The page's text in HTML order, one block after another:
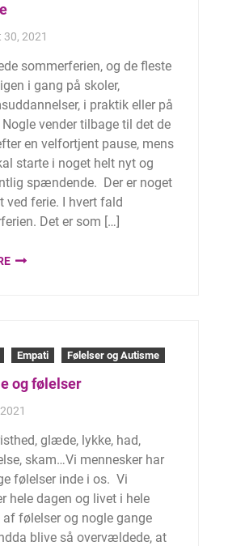
30, 2021
sommerferien, og de fleste
i gang på skoler,
i praktik eller på
Nogle vender tilbage til det de
en velfortjent pause, mens
starte i noget helt nyt og
spændende. Der er noget
ved ferie. I hvert fald
Det er som […]
Empati Følelser og Autisme
og følelser
glæde, lykke, had,
skam…Vi mennesker har
følelser inde i os. Vi
hele dagen og livet i hele
af følelser og nogle gange
blive så overvældede, at